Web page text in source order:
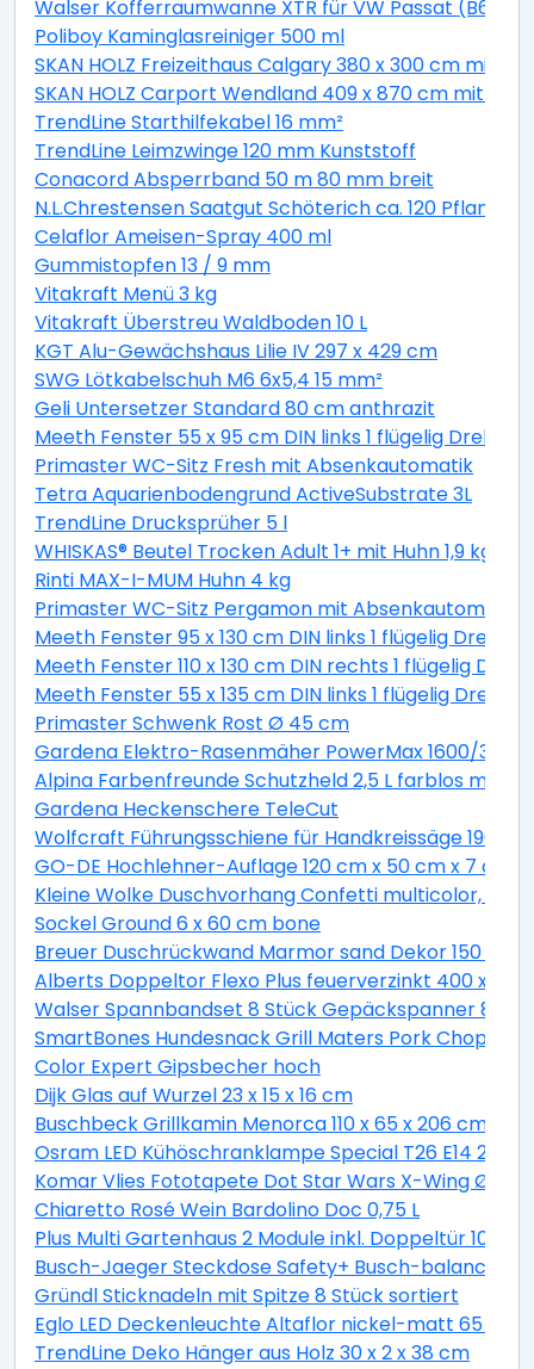
Walser Kofferraumwanne XTR für VW Passat (B6)
Poliboy Kaminglasreiniger 500 ml
SKAN HOLZ Freizeithaus Calgary 380 x 300 cm mit 2.
SKAN HOLZ Carport Wendland 409 x 870 cm mit
TrendLine Starthilfekabel 16 mm²
TrendLine Leimzwinge 120 mm Kunststoff
Conacord Absperrband 50 m 80 mm breit
N.L.Chrestensen Saatgut Schöterich ca. 120 Pflanzen
Celaflor Ameisen-Spray 400 ml
Gummistopfen 13 / 9 mm
Vitakraft Menü 3 kg
Vitakraft Überstreu Waldboden 10 L
KGT Alu-Gewächshaus Lilie IV 297 x 429 cm
SWG Lötkabelschuh M6 6x5,4 15 mm²
Geli Untersetzer Standard 80 cm anthrazit
Meeth Fenster 55 x 95 cm DIN links 1 flügelig Dreh-
Primaster WC-Sitz Fresh mit Absenkautomatik
Tetra Aquarienbodengrund ActiveSubstrate 3L
TrendLine Drucksprüher 5 l
WHISKAS® Beutel Trocken Adult 1+ mit Huhn 1,9 kg 1,9
Rinti MAX-I-MUM Huhn 4 kg
Primaster WC-Sitz Pergamon mit Absenkautomatik
Meeth Fenster 95 x 130 cm DIN links 1 flügelig Dreh-
Meeth Fenster 110 x 130 cm DIN rechts 1 flügelig
Meeth Fenster 55 x 135 cm DIN links 1 flügelig Dreh-
Primaster Schwenk Rost Ø 45 cm
Gardena Elektro-Rasenmäher PowerMax 1600/37
Alpina Farbenfreunde Schutzheld 2,5 L farblos matt
Gardena Heckenschere TeleCut
Wolfcraft Führungsschiene für Handkreissäge 190 x
GO-DE Hochlehner-Auflage 120 cm x 50 cm x 7 cm,
Kleine Wolke Duschvorhang Confetti multicolor, 180
Sockel Ground 6 x 60 cm bone
Breuer Duschrückwand Marmor sand Dekor 150 x
Alberts Doppeltor Flexo Plus feuerverzinkt 400 x 160
Walser Spannbandset 8 Stück Gepäckspanner 8
SmartBones Hundesnack Grill Maters Pork Chop 3
Color Expert Gipsbecher hoch
Dijk Glas auf Wurzel 23 x 15 x 16 cm
Buschbeck Grillkamin Menorca 110 x 65 x 206 cm
Osram LED Kühöschranklampe Special T26 E14
Komar Vlies Fototapete Dot Star Wars X-Wing Ø
Chiaretto Rosé Wein Bardolino Doc 0,75 L
Plus Multi Gartenhaus 2 Module inkl. Doppeltür 10,5
Busch-Jaeger Steckdose Safety+ Busch-balance® SI,
Gründl Sticknadeln mit Spitze 8 Stück sortiert
Eglo LED Deckenleuchte Altaflor nickel-matt 65 x
TrendLine Deko Hänger aus Holz 30 x 2 x 38 cm